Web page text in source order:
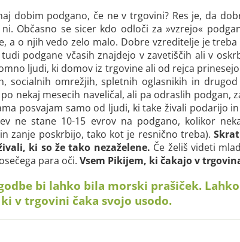
dobim podgano, če ne v trgovini? Res je, da
Občasno se sicer kdo odloči za »vzrejo«
a o njih vedo zelo malo. Dobre vzreditelje je
podgane včasih znajdejo v zavetiščih ali v
ljudi, ki domov iz trgovine ali od rejca
socialnih omrežjih, spletnih oglasnikih in
nekaj mesecih naveličal, ali pa odraslih
posvajam samo od ljudi, ki take živali podarijo
ne stane 10-15 evrov na podgano, kolikor
zanje poskrbijo, tako kot je resnično treba).
ki so že tako nezaželene. Če želiš videti
para oči. Vsem Pikijem, ki čakajo v
bi lahko bila morski prašiček.
v trgovini čaka svojo usodo.